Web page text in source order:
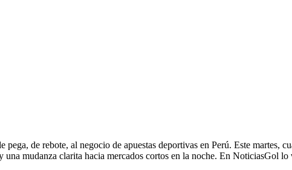
de rebote, al negocio de apuestas deportivas en Perú. Este martes,
mudanza clarita hacia mercados cortos en la noche. En NoticiasGol lo